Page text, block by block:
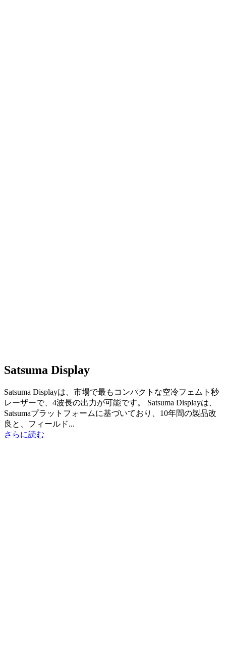
Satsuma Display
Satsuma Displayは、市場で最もコンパクトな空冷フェムト秒
レーザーで、4波長の出力が可能です。 Satsuma Displayは、
Satsumaプラットフォームに基づいており、10年間の製品改
良と、フィールド...
さらに読む